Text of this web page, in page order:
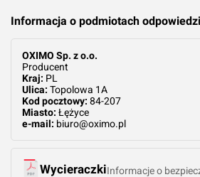
Informacja o podmiotach
OXIMO Sp. z o.o.
Producent
Kraj: PL
Ulica: Topolowa 1A
Kod pocztowy: 84-207
Miasto: Łężyce
e-mail: biuro@oximo.pl
WycieraczkiInformacje o